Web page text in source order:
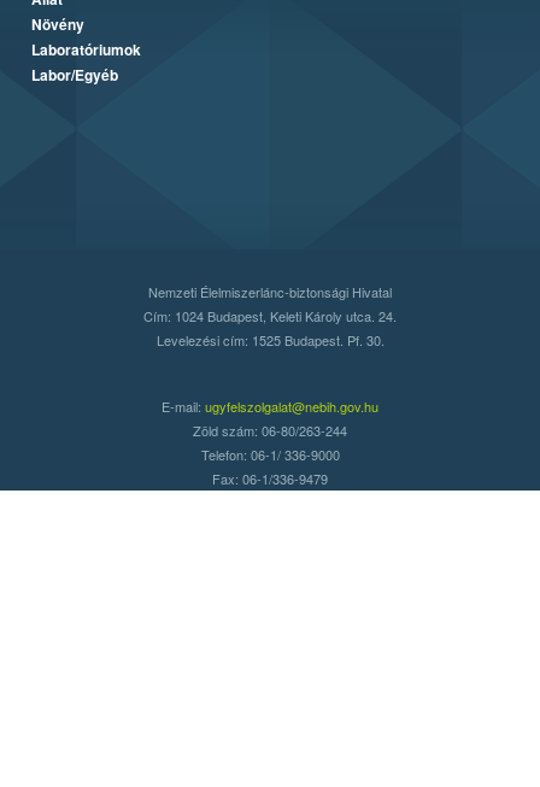
Növény
Laboratóriumok
Labor/Egyéb
Nemzeti Élelmiszerlánc-biztonsági Hivatal
Cím: 1024 Budapest, Keleti Károly utca. 24.
Levelezési cím: 1525 Budapest. Pf. 30.
E-mail: ugyfelszolgalat@nebih.gov.hu
Zöld szám: 06-80/263-244
Telefon: 06-1/ 336-9000
Fax: 06-1/336-9479